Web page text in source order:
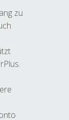
zu